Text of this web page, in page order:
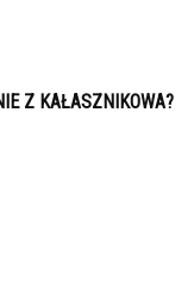
Z KAŁASZNIKOWA?